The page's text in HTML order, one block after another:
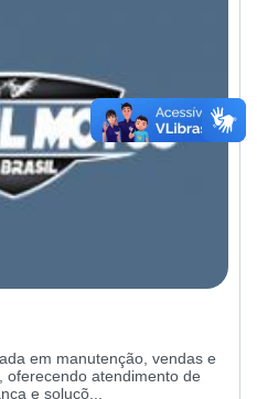
em manutenção, vendas e
oferecendo atendimento de
e soluçõ...